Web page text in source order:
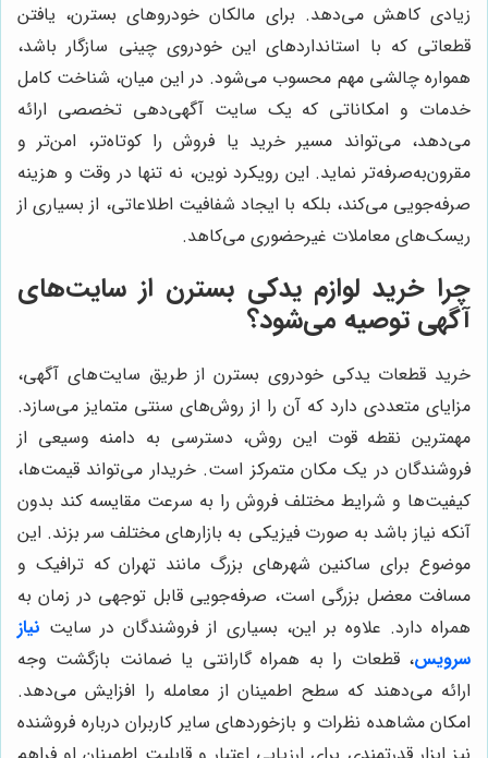
زیادی کاهش می‌دهد. برای مالکان خودروهای بسترن، یافتن
قطعاتی که با استانداردهای این خودروی چینی سازگار باشد،
همواره چالشی مهم محسوب می‌شود. در این میان، شناخت کامل
خدمات و امکاناتی که یک سایت آگهی‌دهی تخصصی ارائه
می‌دهد، می‌تواند مسیر خرید یا فروش را کوتاه‌تر، امن‌تر و
مقرون‌به‌صرفه‌تر نماید. این رویکرد نوین، نه تنها در وقت و هزینه
صرفه‌جویی می‌کند، بلکه با ایجاد شفافیت اطلاعاتی، از بسیاری از
ریسک‌های معاملات غیرحضوری می‌کاهد.
چرا خرید لوازم یدکی بسترن از سایت‌های
آگهی توصیه می‌شود؟
خرید قطعات یدکی خودروی بسترن از طریق سایت‌های آگهی،
مزایای متعددی دارد که آن را از روش‌های سنتی متمایز می‌سازد.
مهمترین نقطه قوت این روش، دسترسی به دامنه وسیعی از
فروشندگان در یک مکان متمرکز است. خریدار می‌تواند قیمت‌ها،
کیفیت‌ها و شرایط مختلف فروش را به سرعت مقایسه کند بدون
آنکه نیاز باشد به صورت فیزیکی به بازارهای مختلف سر بزند. این
موضوع برای ساکنین شهرهای بزرگ مانند تهران که ترافیک و
مسافت معضل بزرگی است، صرفه‌جویی قابل توجهی در زمان به
همراه دارد. علاوه بر این، بسیاری از فروشندگان در سایت نیاز
سرویس، قطعات را به همراه گارانتی یا ضمانت بازگشت وجه
ارائه می‌دهند که سطح اطمینان از معامله را افزایش می‌دهد.
امکان مشاهده نظرات و بازخوردهای سایر کاربران درباره فروشنده